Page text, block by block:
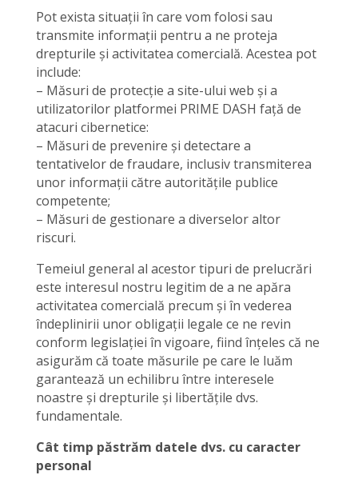
Pot exista situații în care vom folosi sau
transmite informații pentru a ne proteja
drepturile și activitatea comercială. Acestea pot
include:
– Măsuri de protecție a site-ului web și a
utilizatorilor platformei PRIME DASH față de
atacuri cibernetice:
– Măsuri de prevenire și detectare a
tentativelor de fraudare, inclusiv transmiterea
unor informații către autoritățile publice
competente;
– Măsuri de gestionare a diverselor altor
riscuri.
Temeiul general al acestor tipuri de prelucrări
este interesul nostru legitim de a ne apăra
activitatea comercială precum și în vederea
îndeplinirii unor obligații legale ce ne revin
conform legislației în vigoare, fiind înțeles că ne
asigurăm că toate măsurile pe care le luăm
garantează un echilibru între interesele
noastre și drepturile și libertățile dvs.
fundamentale.
Cât timp păstrăm datele dvs. cu caracter
personal